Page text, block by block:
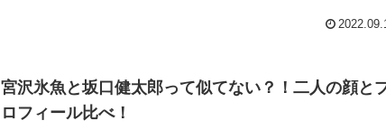
宮沢氷魚と坂口健太郎って似てない？！二人の顔と
ロフィール比べ！